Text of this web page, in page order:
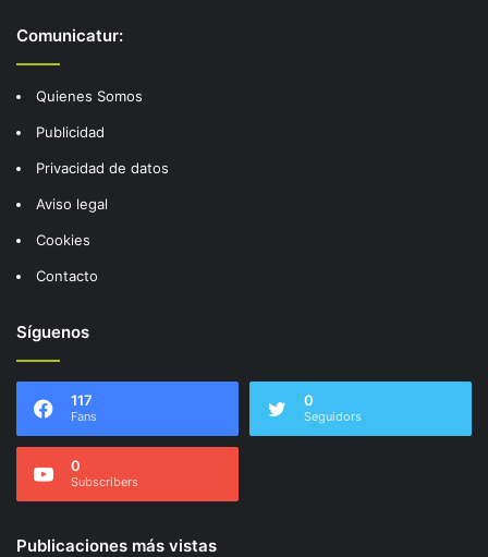
Comunicatur:
Quienes Somos
Publicidad
Privacidad de datos
Aviso legal
Cookies
Contacto
Síguenos
117
Fans
0
Seguidors
0
Subscribers
Publicaciones más vistas